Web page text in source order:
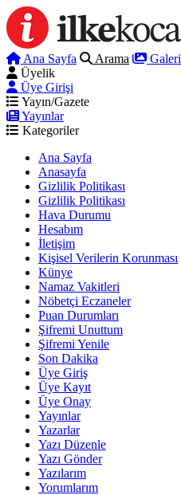
Ana Sayfa Arama Galeri
Üyelik
Üye Girişi
Yayın/Gazete
Yayınlar
Kategoriler
Ana Sayfa
Anasayfa
Gizlilik Politikası
Gizlilik Politikası
Hava Durumu
Hesabım
İletişim
Kişisel Verilerin Korunması
Künye
Namaz Vakitleri
Nöbetçi Eczaneler
Puan Durumları
Şifremi Unuttum
Şifremi Yenile
Son Dakika
Üye Giriş
Üye Kayıt
Üye Onay
Yayınlar
Yazarlar
Yazı Düzenle
Yazı Gönder
Yazılarım
Yorumlarım